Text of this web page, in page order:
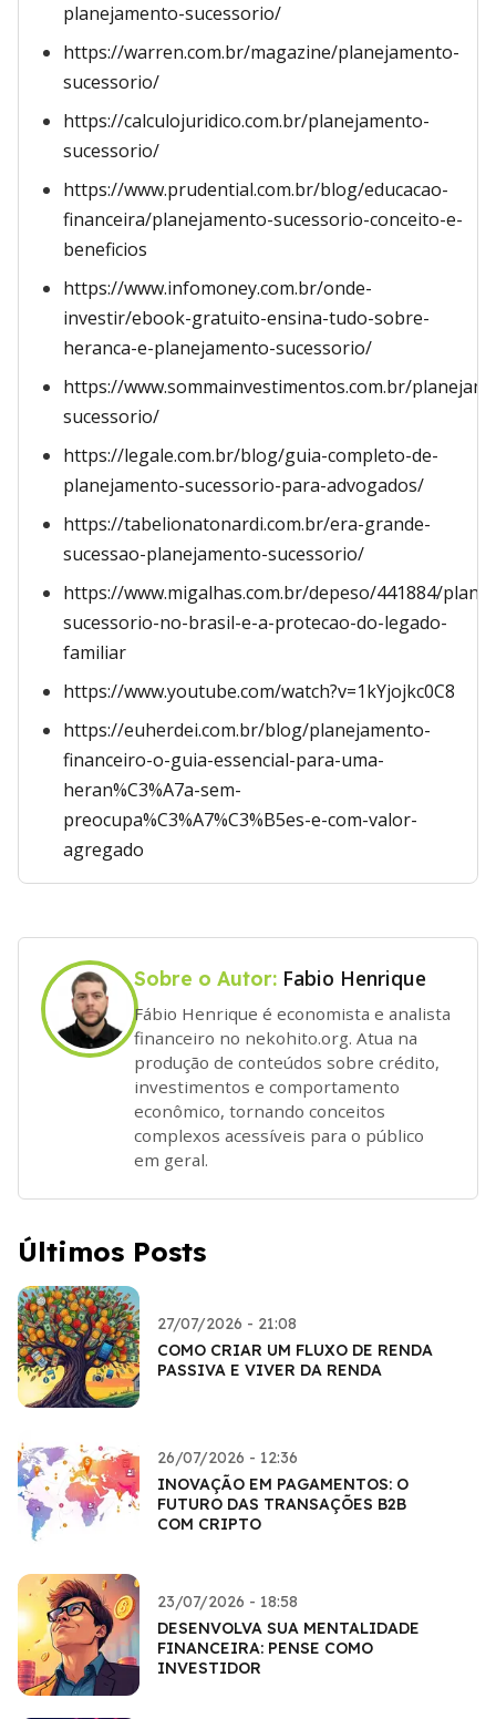
planejamento-sucessorio/
https://warren.com.br/magazine/planejamento-
sucessorio/
https://calculojuridico.com.br/planejamento-
sucessorio/
https://www.prudential.com.br/blog/educacao-
financeira/planejamento-sucessorio-conceito-e-
beneficios
https://www.infomoney.com.br/onde-
investir/ebook-gratuito-ensina-tudo-sobre-
heranca-e-planejamento-sucessorio/
https://www.sommainvestimentos.com.br/
sucessorio/
https://legale.com.br/blog/guia-completo-de-
planejamento-sucessorio-para-advogados/
https://tabelionatonardi.com.br/era-grande-
sucessao-planejamento-sucessorio/
https://www.migalhas.com.br/depeso/441884/
sucessorio-no-brasil-e-a-protecao-do-legado-
familiar
https://www.youtube.com/watch?v=1kYjojkc0C8
https://euherdei.com.br/blog/planejamento-
financeiro-o-guia-essencial-para-uma-
heran%C3%A7a-sem-
preocupa%C3%A7%C3%B5es-e-com-valor-
agregado
Sobre o Autor: Fabio Henrique
Fábio Henrique é economista e analista
financeiro no nekohito.org. Atua na
produção de conteúdos sobre crédito,
investimentos e comportamento
econômico, tornando conceitos
complexos acessíveis para o público
em geral.
Últimos Posts
27/07/2026 - 21:08
COMO CRIAR UM FLUXO DE RENDA
PASSIVA E VIVER DA RENDA
26/07/2026 - 12:36
INOVAÇÃO EM PAGAMENTOS: O
FUTURO DAS TRANSAÇÕES B2B
COM CRIPTO
23/07/2026 - 18:58
DESENVOLVA SUA MENTALIDADE
FINANCEIRA: PENSE COMO
INVESTIDOR